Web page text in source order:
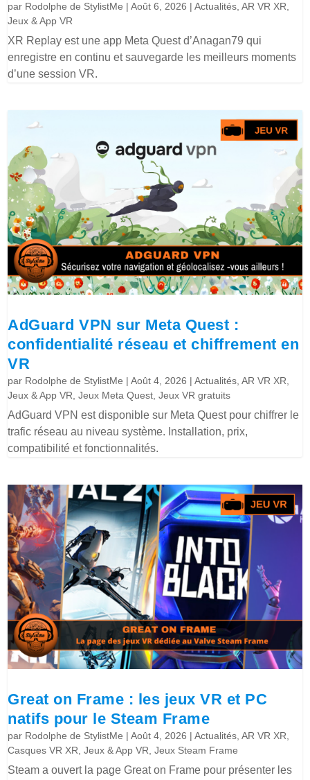
par Rodolphe de StylistMe |Août 6, 2026 |Actualités ,AR VR XR
Jeux & App VR
XR Replay est une app Meta Quest d’Anagan79 qui
enregistre en continu et sauvegarde les meilleurs moments
d’une session VR.
AdGuard VPN sur Meta Quest :
confidentialité réseau et chiffrement en
VR
par Rodolphe de StylistMe |Août 4, 2026 |Actualités ,AR VR XR
Jeux & App VR ,Jeux Meta Quest ,Jeux VR gratuits
AdGuard VPN est disponible sur Meta Quest pour chiffrer le
trafic réseau au niveau système. Installation, prix,
compatibilité et fonctionnalités.
Great on Frame : les jeux VR et PC
natifs pour le Steam Frame
par Rodolphe de StylistMe |Août 4, 2026 |Actualités ,AR VR XR
Casques VR XR ,Jeux & App VR ,Jeux Steam Frame
Steam a ouvert la page Great on Frame pour présenter les